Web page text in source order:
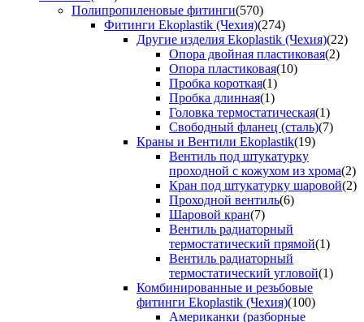
Полипропиленовые фитинги(570)
Фитинги Ekoplastik (Чехия)(274)
Другие изделия Ekoplastik (Чехия)(22)
Опора двойная пластиковая(2)
Опора пластиковая(10)
Пробка короткая(1)
Пробка длинная(1)
Головка термостатическая(1)
Свободный фланец (сталь)(7)
Краны и Вентили Ekoplastik(19)
Вентиль под штукатурку
проходной с кожухом из хрома(2)
Кран под штукатурку шаровой(2)
Проходной вентиль(6)
Шаровой кран(7)
Вентиль радиаторный
термостатический прямой(1)
Вентиль радиаторный
термостатический угловой(1)
Комбинированные и резьбовые
фитинги Ekoplastik (Чехия)(100)
Американки (разборные